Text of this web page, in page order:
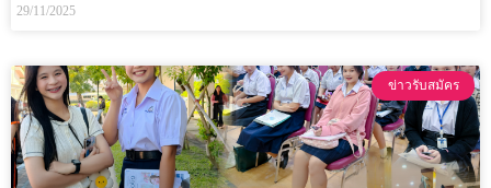
29/11/2025
ข่าวรับสมัคร